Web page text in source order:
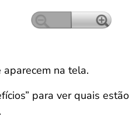
na tela.
para ver quais estão